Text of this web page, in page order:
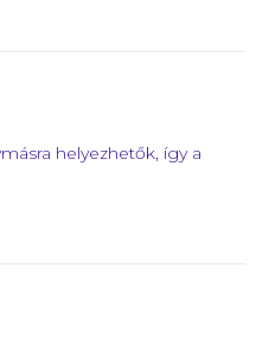
helyezhetők, így a